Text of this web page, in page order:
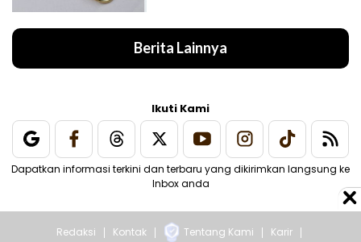
Berita Lainnya
Ikuti Kami
Dapatkan informasi terkini dan terbaru yang dikirimkan langsung ke
Inbox anda
Redaksi Kontak Tentang Kami Karir